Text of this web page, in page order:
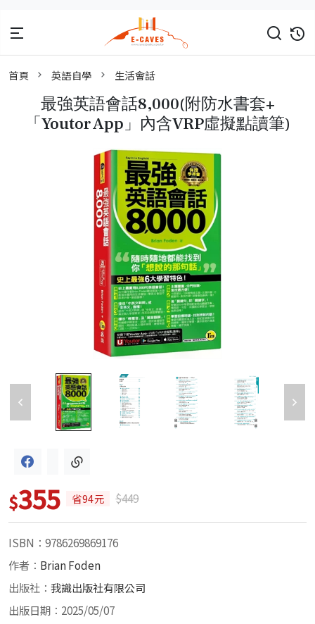
首頁 英語自學 生活會話
最強英語會話8,000(附防水書套+
「Youtor App」內含VRP虛擬點讀筆)
$355 省94元 $449
ISBN：9786269869176
作者： Brian Foden
出版社： 我識出版社有限公司
出版日期：2025/05/07